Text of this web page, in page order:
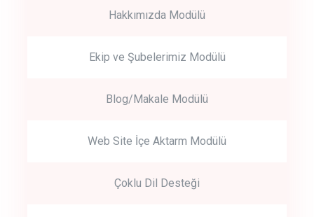
Hakkımızda Modülü
Ekip ve Şubelerimiz Modülü
Blog/Makale Modülü
Web Site İçe Aktarm Modülü
Çoklu Dil Desteği